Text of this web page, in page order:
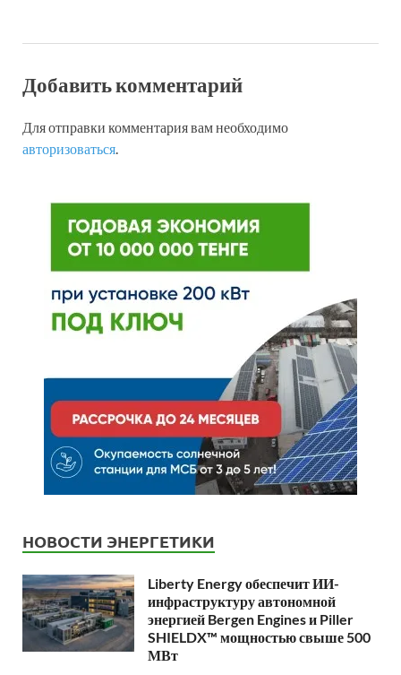
Добавить комментарий
Для отправки комментария вам необходимо
авторизоваться
НОВОСТИ ЭНЕРГЕТИКИ
Liberty Energy обеспечит ИИ-
инфраструктуру автономной
энергией Bergen Engines и Piller
SHIELDX™ мощностью свыше 500
МВт